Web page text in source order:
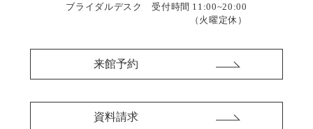
ブライダルデスク 受付時間 11:00~20:00
（火曜定休）
来館予約
資料請求